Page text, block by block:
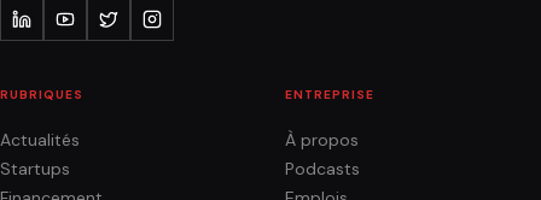
RUBRIQUES
Actualités
Startups
ENTREPRISE
À propos
Podcasts